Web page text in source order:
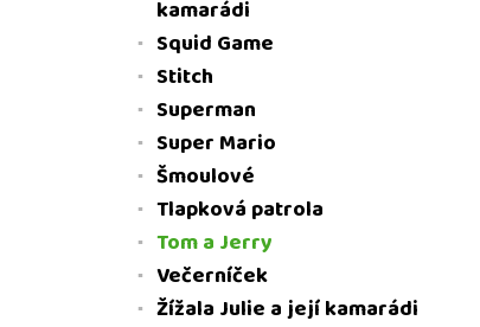
kamarádi
Squid Game
Stitch
Superman
Super Mario
Šmoulové
Tlapková patrola
Tom a Jerry
Večerníček
Žížala Julie a její kamarádi